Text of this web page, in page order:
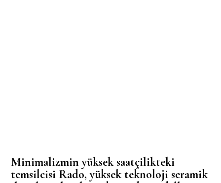
Minimalizmin yüksek saatçilikteki
temsilcisi Rado, yüksek teknoloji seramik